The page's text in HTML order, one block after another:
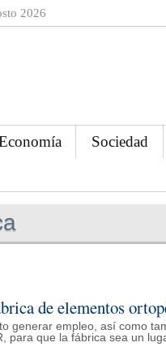
2026
Sociedad
de elementos
generar empleo, así como
para que la fábrica sea un